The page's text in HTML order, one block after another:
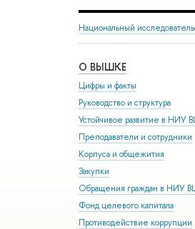
Национальный
О ВЫШКЕ
Цифры и факты
Руководство и структура
Устойчивое развитие в НИУ
Преподаватели и сотрудники
Корпуса и общежития
Закупки
Обращения граждан в НИУ
Фонд целевого капитала
Противодействие коррупции